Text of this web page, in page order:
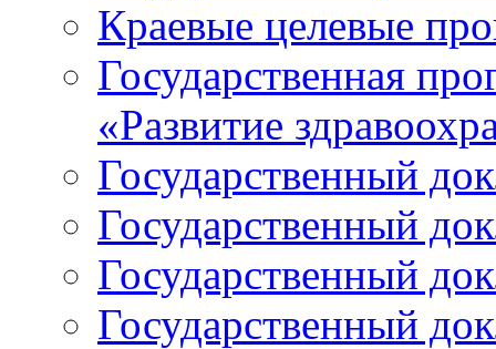
Краевые целевые
Государственная
«Развитие
Государственный
Государственный
Государственный
Государственный